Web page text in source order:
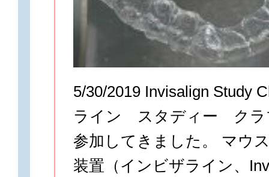
5/30/2019 Invisalign Study
ライン スタディー クラ
参加してきました。 マウ
装置（インビザライン、